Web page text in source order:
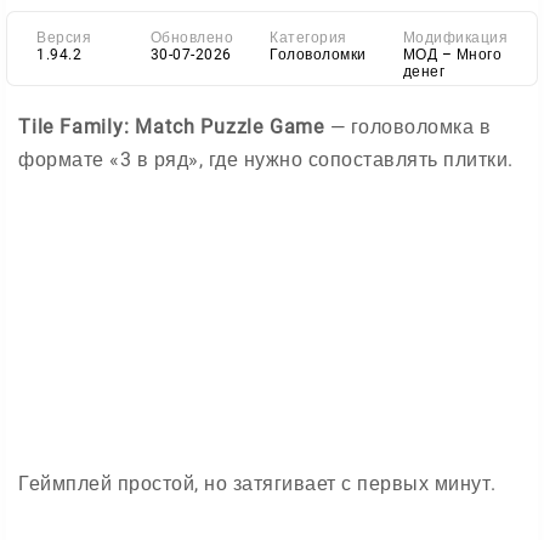
Версия
1.94.2
Обновлено
30-07-2026
Категория
Головоломки
Модификация
МОД – Много
денег
Tile Family: Match Puzzle Game — головоломка в
формате «3 в ряд», где нужно сопоставлять плитки.
Геймплей простой, но затягивает с первых минут.